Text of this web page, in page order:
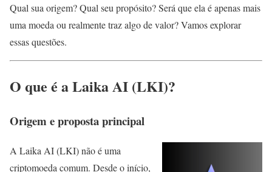
Qual sua origem? Qual seu propósito? Será que ela é apenas mais
uma moeda ou realmente traz algo de valor? Vamos explorar
essas questões.
O que é a Laika AI (LKI)?
Origem e proposta principal
A Laika AI (LKI) não é uma
criptomoeda comum. Desde o início,